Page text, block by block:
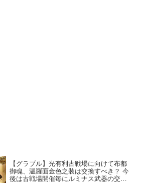
【グラブル】光有利古戦場に向けて布都
御魂、温羅面金色之装は交換すべき？ 今
後は古戦場開催毎にルミナス武器の交換